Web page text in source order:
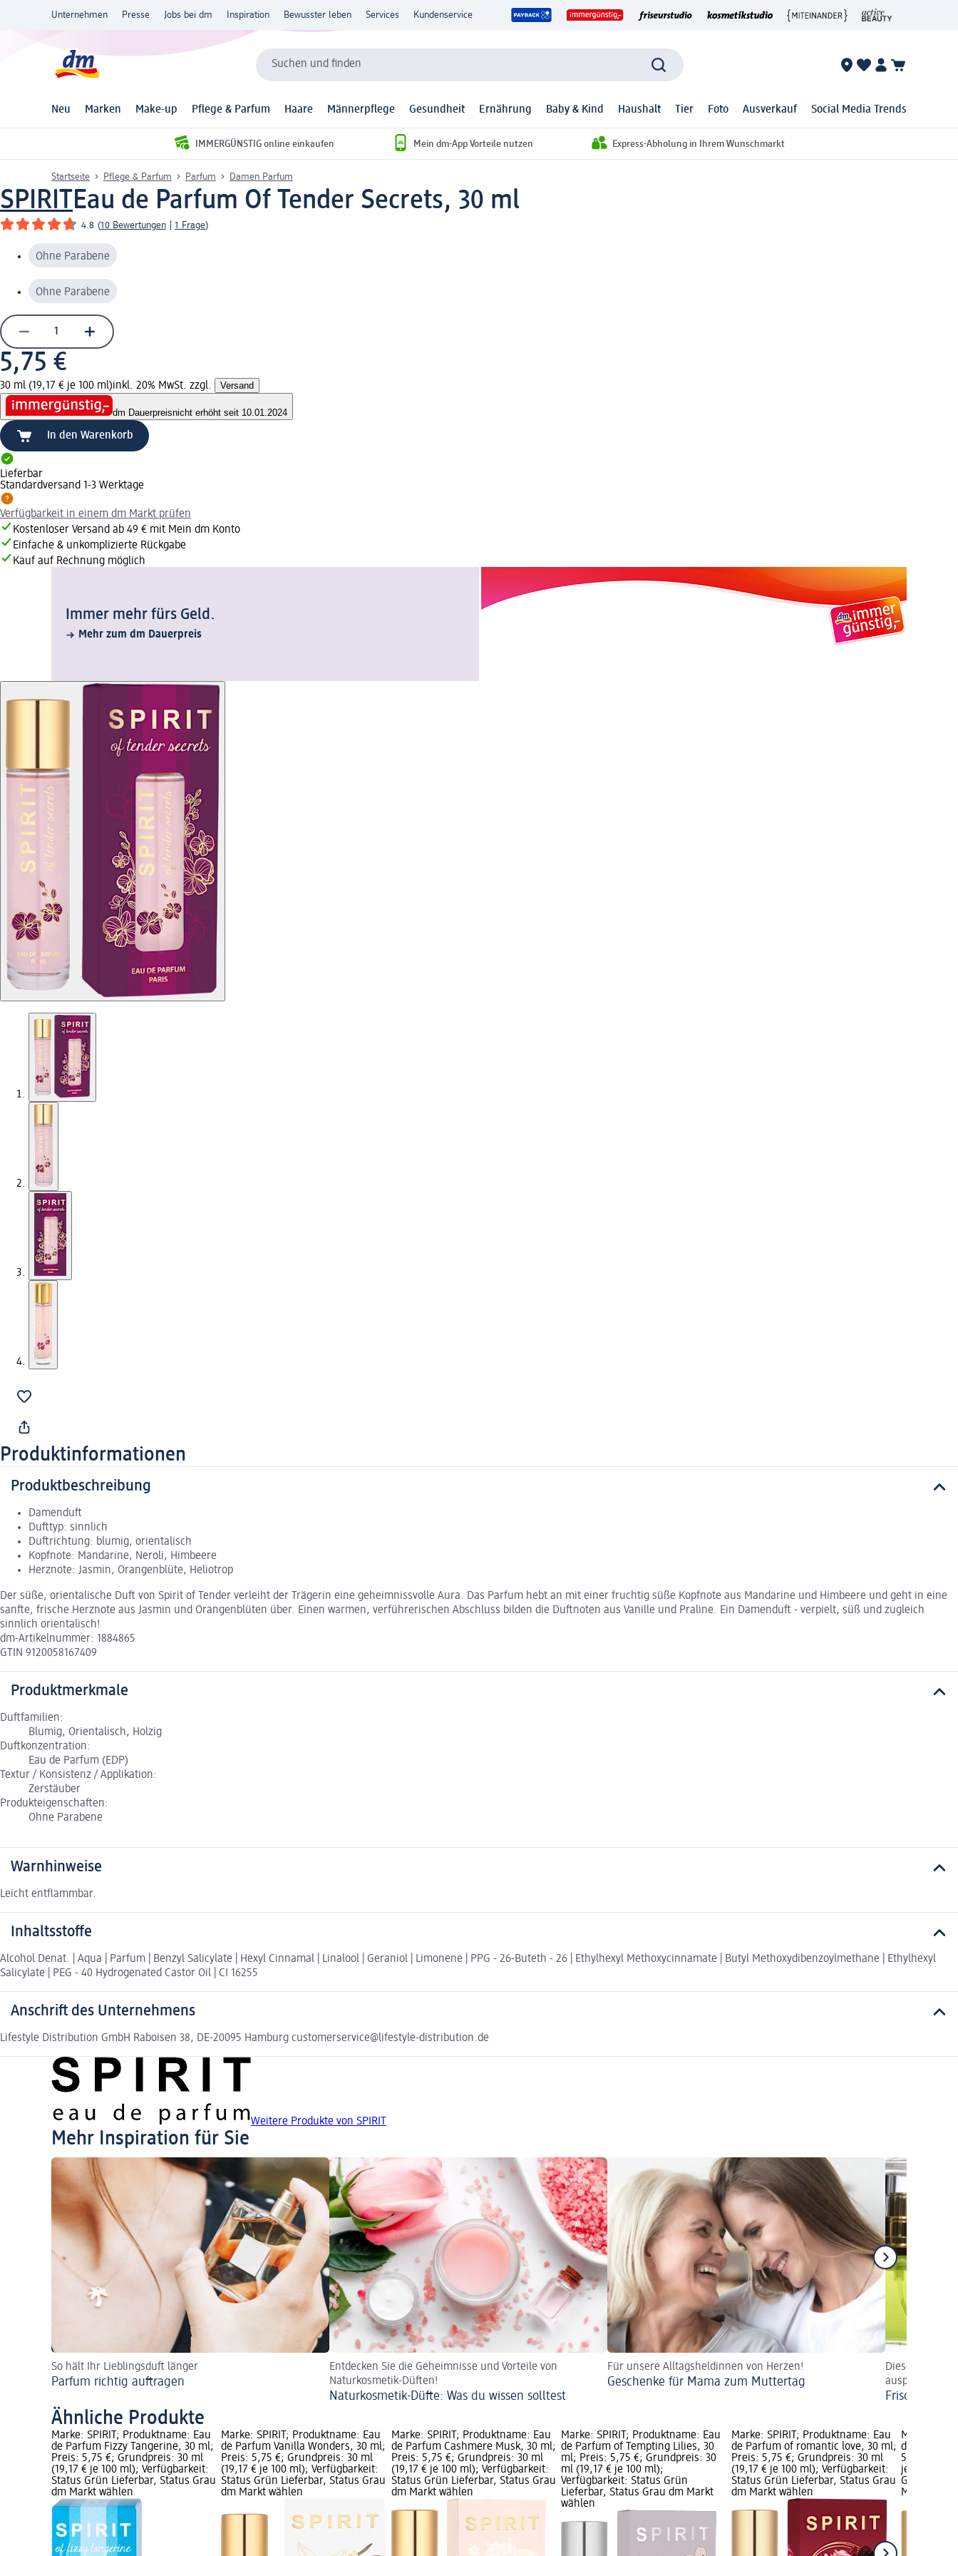
Unternehmen Presse Jobs bei dm Inspiration Bewusster leben Services Kundenservice
Suchen und finden
Neu Marken Make-up Pflege & Parfum Haare Männerpflege Gesundheit Ernährung Baby & Kind Haushalt Tier Foto Ausverkauf Social Media Trends
IMMERGÜNSTIG online einkaufen Mein dm-App Vorteile nutzen Express-Abholung in Ihrem Wunschmarkt
Startseite Pflege & Parfum Parfum Damen Parfum
SPIRITEau de Parfum Of Tender Secrets, 30 ml
4.8 (10 Bewertungen 1 Frage)
Ohne Parabene
Ohne Parabene
5,75 €
30 ml (19,17 € je 100 ml)inkl. 20% MwSt. zzgl. Versand
dm Dauerpreisnicht erhöht seit 10.01.2024
In den Warenkorb
Lieferbar
Standardversand 1-3 Werktage
Verfügbarkeit in einem dm Markt prüfen
Kostenloser Versand ab 49 € mit Mein dm Konto
Einfache & unkomplizierte Rückgabe
Kauf auf Rechnung möglich
Immer mehr fürs Geld.
Mehr zum dm Dauerpreis
Produktinformationen
Produktbeschreibung
Damenduft
Dufttyp: sinnlich
Duftrichtung: blumig, orientalisch
Kopfnote: Mandarine, Neroli, Himbeere
Herznote: Jasmin, Orangenblüte, Heliotrop
Der süße, orientalische Duft von Spirit of Tender verleiht der Trägerin eine geheimnissvolle Aura. Das Parfum hebt an mit einer fruchtig süße Kopfnote aus Mandarine und Himbeere und geht in eine
sanfte, frische Herznote aus Jasmin und Orangenblüten über. Einen warmen, verführerischen Abschluss bilden die Duftnoten aus Vanille und Praline. Ein Damenduft - verpielt, süß und zugleich
sinnlich orientalisch!
dm-Artikelnummer: 1884865
GTIN 9120058167409
Produktmerkmale
Duftfamilien:
Blumig, Orientalisch, Holzig
Duftkonzentration:
Eau de Parfum (EDP)
Textur / Konsistenz / Applikation:
Zerstäuber
Produkteigenschaften:
Ohne Parabene
Warnhinweise
Leicht entflammbar.
Inhaltsstoffe
Alcohol Denat. | Aqua | Parfum | Benzyl Salicylate | Hexyl Cinnamal | Linalool | Geraniol | Limonene | PPG - 26-Buteth - 26 | Ethylhexyl Methoxycinnamate | Butyl Methoxydibenzoylmethane | Ethylhexyl
Salicylate | PEG - 40 Hydrogenated Castor Oil | CI 16255
Anschrift des Unternehmens
Lifestyle Distribution GmbH Raboisen 38, DE-20095 Hamburg customerservice@lifestyle-distribution.de
Weitere Produkte von SPIRIT
Mehr Inspiration für Sie
So hält Ihr Lieblingsduft länger
Parfum richtig auftragen
Entdecken Sie die Geheimnisse und Vorteile von
Naturkosmetik-Düften!
Naturkosmetik-Düfte: Was du wissen solltest
Für unsere Alltagsheldinnen von Herzen!
Geschenke für Mama zum Muttertag
Diese
ausprobieren!
Frische
Ähnliche Produkte
Marke: SPIRIT; Produktname: Eau
de Parfum Fizzy Tangerine, 30 ml;
Preis: 5,75 €; Grundpreis: 30 ml
(19,17 € je 100 ml); Verfügbarkeit:
Status Grün Lieferbar, Status Grau
dm Markt wählen
Marke: SPIRIT; Produktname: Eau
de Parfum Vanilla Wonders, 30 ml;
Preis: 5,75 €; Grundpreis: 30 ml
(19,17 € je 100 ml); Verfügbarkeit:
Status Grün Lieferbar, Status Grau
dm Markt wählen
Marke: SPIRIT; Produktname: Eau
de Parfum Cashmere Musk, 30 ml;
Preis: 5,75 €; Grundpreis: 30 ml
(19,17 € je 100 ml); Verfügbarkeit:
Status Grün Lieferbar, Status Grau
dm Markt wählen
Marke: SPIRIT; Produktname: Eau
de Parfum of Tempting Lilies, 30
ml; Preis: 5,75 €; Grundpreis: 30
ml (19,17 € je 100 ml);
Verfügbarkeit: Status Grün
Lieferbar, Status Grau dm Markt
wählen
Marke: SPIRIT; Produktname: Eau
de Parfum of romantic love, 30 ml;
Preis: 5,75 €; Grundpreis: 30 ml
(19,17 € je 100 ml); Verfügbarkeit:
Status Grün Lieferbar, Status Grau
dm Markt wählen
Marke:
de Parfum
5,75 €;
je 100 ml);
Grün
Markt